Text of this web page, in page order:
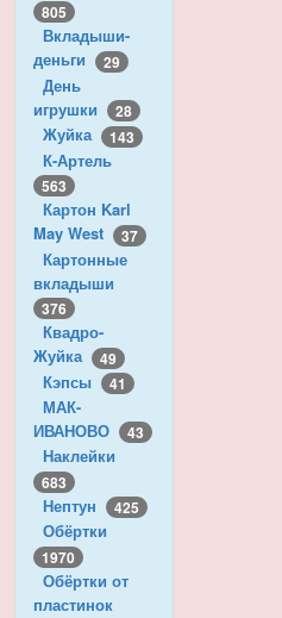
805
Вкладыши-
деньги
29
День
игрушки
28
Жуйка 143
К-Артель
563
Картон Karl
May West
37
Картонные
вкладыши
376
Квадро-
Жуйка
49
Кэпсы 41
МАК-
ИВАНОВО
43
Наклейки
683
Нептун 425
Обёртки
1970
Обёртки от
пластинок